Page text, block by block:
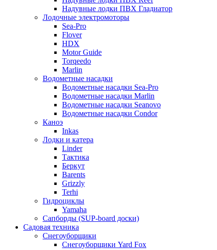
Надувные лодки ПВХ Гладиатор
Лодочные электромоторы
Sea-Pro
Flover
HDX
Motor Guide
Torqeedo
Marlin
Водометные насадки
Водометные насадки Sea-Pro
Водометные насадки Marlin
Водометные насадки Seanovo
Водометные насадки Condor
Каноэ
Inkas
Лодки и катера
Linder
Тактика
Беркут
Barents
Grizzly
Terhi
Гидроциклы
Yamaha
Сапборды (SUP-board доски)
Садовая техника
Снегоуборщики
Снегоуборщики Yard Fox